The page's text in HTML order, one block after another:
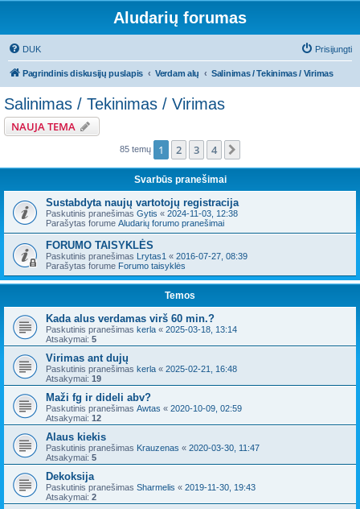
Aludarių forumas
DUK Prisijungti
Pagrindinis diskusijų puslapis Verdam alų Salinimas / Tekinimas / Virimas
Salinimas / Tekinimas / Virimas
NAUJA TEMA
85 temų 1 2 3 4
Svarbūs pranešimai
Sustabdyta naujų vartotojų registracija
Paskutinis pranešimas Gytis « 2024-11-03, 12:38
Parašytas forume Aludarių forumo pranešimai
FORUMO TAISYKLĖS
Paskutinis pranešimas Lrytas1 « 2016-07-27, 08:39
Parašytas forume Forumo taisyklės
Temos
Kada alus verdamas virš 60 min.?
Paskutinis pranešimas kerla « 2025-03-18, 13:14
Atsakymai: 5
Virimas ant dujų
Paskutinis pranešimas kerla « 2025-02-21, 16:48
Atsakymai: 19
Maži fg ir dideli abv?
Paskutinis pranešimas Awtas « 2020-10-09, 02:59
Atsakymai: 12
Alaus kiekis
Paskutinis pranešimas Krauzenas « 2020-03-30, 11:47
Atsakymai: 5
Dekoksija
Paskutinis pranešimas Sharmelis « 2019-11-30, 19:43
Atsakymai: 2